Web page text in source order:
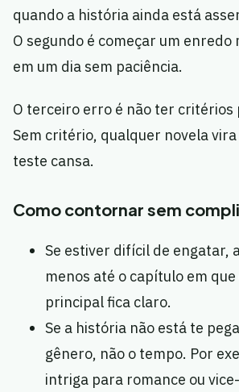
quando a história ainda está
O segundo é começar um enredo
em um dia sem paciência.
O terceiro erro é não ter critérios
Sem critério, qualquer novela
teste cansa.
Como contornar sem
Se estiver difícil de engatar,
menos até o capítulo em
principal fica claro.
Se a história não está te
gênero, não o tempo. Por
intriga para romance ou